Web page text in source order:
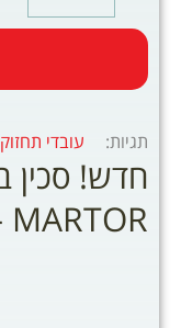
חדש! סכין
MARTOR – דגם 625
תגיות: עובדי